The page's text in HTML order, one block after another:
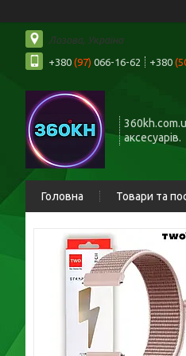
Лозова, Україна
+380 (97) 066-16-62 +380
аксесуарів.
Головна Товари та